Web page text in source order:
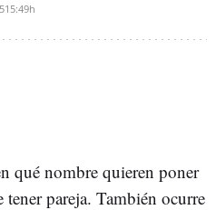
15:49h
qué nombre quieren poner
tener pareja. También ocurre